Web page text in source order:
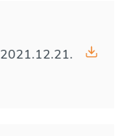
2021.12.21.